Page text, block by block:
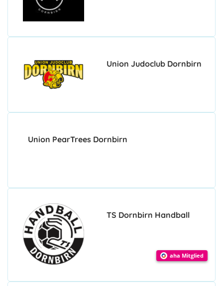
Union Judoclub Dornbirn
Union PearTrees Dornbirn
TS Dornbirn Handball
aha Mitglied